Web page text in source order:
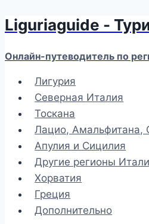
Перейти
содержимому
Liguriaguide -
Онлайн-путеводитель по
Лигурия
Северная Италия
Тоскана
Лацио, Амальфитана,
Апулия и Сицилия
Другие регионы
Хорватия
Греция
Дополнительно